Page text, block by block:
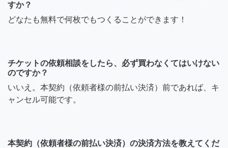
すか？
どなたも無料で何枚でもつくることができます！
チケットの依頼相談をしたら、必ず買わなくてはいけない
のですか？
いいえ。本契約（依頼者様の前払い決済）前であれば、キ
ャンセル可能です。
本契約（依頼者様の前払い決済）の決済方法を教えてくだ